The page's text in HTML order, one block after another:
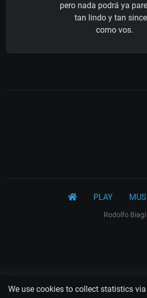
We use cookies to collect statistics
pero nada podrá ya
tan lindo y tan
como vos.
PLAY
Rodolfo Biagi